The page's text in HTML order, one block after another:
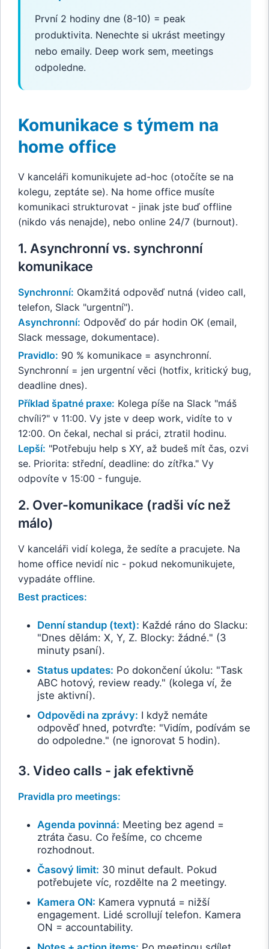
První 2 hodiny dne (8-10) = peak
produktivita. Nenechte si ukrást meetingy
nebo emaily. Deep work sem, meetings
odpoledne.
Komunikace s týmem na
home office
V kanceláři komunikujete ad-hoc (otočíte se na
kolegu, zeptáte se). Na home office musíte
komunikaci strukturovat - jinak jste buď offline
(nikdo vás nenajde), nebo online 24/7 (burnout).
1. Asynchronní vs. synchronní
komunikace
Synchronní: Okamžitá odpověď nutná (video call,
telefon, Slack "urgentní").
Asynchronní: Odpověď do pár hodin OK (email,
Slack message, dokumentace).
Pravidlo: 90 % komunikace = asynchronní.
Synchronní = jen urgentní věci (hotfix, kritický bug,
deadline dnes).
Příklad špatné praxe: Kolega píše na Slack "máš
chvíli?" v 11:00. Vy jste v deep work, vidíte to v
12:00. On čekal, nechal si práci, ztratil hodinu.
Lepší: "Potřebuju help s XY, až budeš mít čas, ozvi
se. Priorita: střední, deadline: do zítřka." Vy
odpovíte v 15:00 - funguje.
2. Over-komunikace (radši víc než
málo)
V kanceláři vidí kolega, že sedíte a pracujete. Na
home office nevidí nic - pokud nekomunikujete,
vypadáte offline.
Best practices:
Denní standup (text): Každé ráno do Slacku:
"Dnes dělám: X, Y, Z. Blocky: žádné." (3
minuty psaní).
Status updates: Po dokončení úkolu: "Task
ABC hotový, review ready." (kolega ví, že
jste aktivní).
Odpovědi na zprávy: I když nemáte
odpověď hned, potvrďte: "Vidím, podívám se
do odpoledne." (ne ignorovat 5 hodin).
3. Video calls - jak efektivně
Pravidla pro meetings:
Agenda povinná: Meeting bez agend =
ztráta času. Co řešíme, co chceme
rozhodnout.
Časový limit: 30 minut default. Pokud
potřebujete víc, rozdělte na 2 meetingy.
Kamera ON: Kamera vypnutá = nižší
engagement. Lidé scrollují telefon. Kamera
ON = accountability.